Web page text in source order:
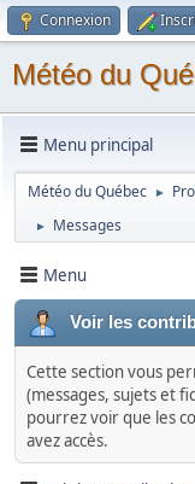
Connexion
Météo du
Menu principal
Météo du Québec ►
► Messages
Menu
Voir les
Cette section vous
(messages, sujets et
pourrez voir que les
avez accès.